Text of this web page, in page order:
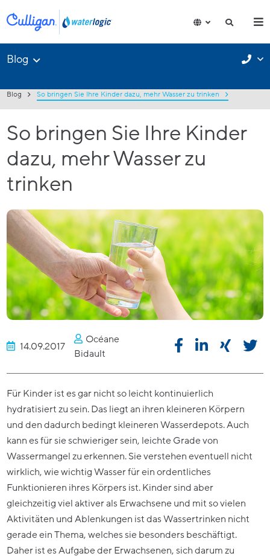
Blog
Blog So bringen Sie Ihre Kinder dazu, mehr Wasser zu trinken
So bringen Sie Ihre Kinder
dazu, mehr Wasser zu
trinken
14.09.2017
Océane
Bidault
Für Kinder ist es gar nicht so leicht kontinuierlich
hydratisiert zu sein. Das liegt an ihren kleineren Körpern
und den dadurch bedingt kleineren Wasserdepots. Auch
kann es für sie schwieriger sein, leichte Grade von
Wassermangel zu erkennen. Sie verstehen eventuell nicht
wirklich, wie wichtig Wasser für ein ordentliches
Funktionieren ihres Körpers ist. Kinder sind aber
gleichzeitig viel aktiver als Erwachsene und mit so vielen
Aktivitäten und Ablenkungen ist das Wassertrinken nicht
gerade ein Thema, welches sie besonders beschäftigt.
Daher ist es Aufgabe der Erwachsenen, sich darum zu